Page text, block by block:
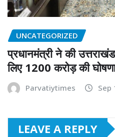
UNCATEGORIZED
प्रधानमंत्री ने की
लिए 1200 करोड़ की
Parvatiytimes Sep
LEAVE A REPLY